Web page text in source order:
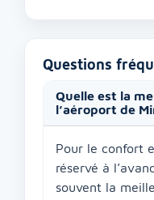
Questions
Quelle est la
l’aéroport de
Pour le confort
réservé à
souvent la